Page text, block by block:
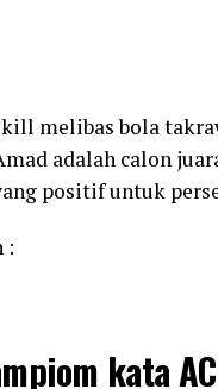
melibas bola
adalah calon
positif untuk
:
kata